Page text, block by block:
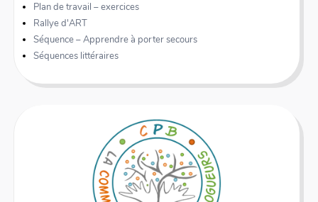
Plan de travail – exercices
Rallye d'ART
Séquence – Apprendre à porter secours
Séquences littéraires